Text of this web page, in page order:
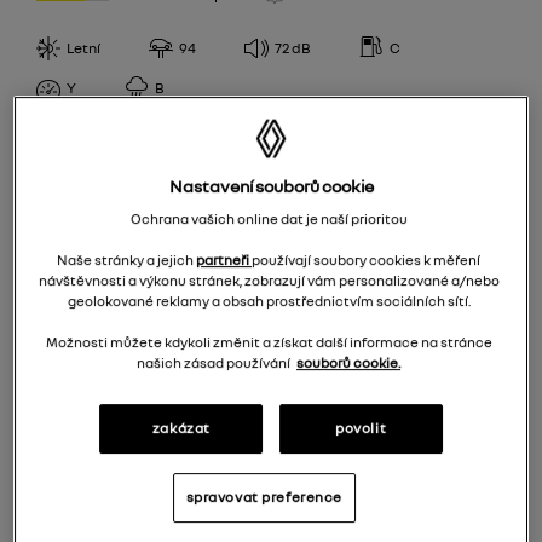
CPCOOPER
Debica
NokianTyres
Semperit
T
103,101
104,102
112,110
93
SPOTŘEBA PALIVA
E
PŘILNAVOST ZA MOKRA
C
D
ÚROVEŇ HLUKU
67
68
69
Letní 94 72dB C
Y B
1 849 Kč/ks
Přidat do košíku 7396 Kč
Nastavení souborů cookie
Ochrana vašich online dat je naší prioritou
Naše stránky a jejich partneři používají soubory cookies k měření
návštěvnosti a výkonu stránek, zobrazují vám personalizované a/nebo
geolokované reklamy a obsah prostřednictvím sociálních sítí.
Možnosti můžete kdykoli změnit a získat další informace na stránce
našich zásad používání souborů cookie.
zakázat povolit
spravovat preference